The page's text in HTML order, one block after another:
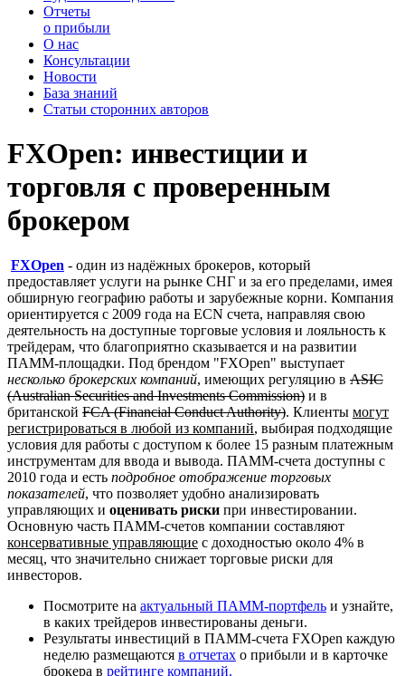
Отчеты
о прибыли
О нас
Консультации
Новости
База знаний
Статьи сторонних авторов
FXOpen: инвестиции и
торговля с проверенным
брокером
FXOpen - один из надёжных брокеров, который
предоставляет услуги на рынке СНГ и за его пределами, имея
обширную географию работы и зарубежные корни. Компания
ориентируется с 2009 года на ECN счета, направляя свою
деятельность на доступные торговые условия и лояльность к
трейдерам, что благоприятно сказывается и на развитии
ПАММ-площадки. Под брендом "FXOpen" выступает
несколько брокерских компаний, имеющих регуляцию в ASIC
(Australian Securities and Investments Commission) и в
британской FCA (Financial Conduct Authority). Клиенты могут
регистрироваться в любой из компаний, выбирая подходящие
условия для работы с доступом к более 15 разным платежным
инструментам для ввода и вывода. ПАММ-счета доступны с
2010 года и есть подробное отображение торговых
показателей, что позволяет удобно анализировать
управляющих и оценивать риски при инвестировании.
Основную часть ПАММ-счетов компании составляют
консервативные управляющие с доходностью около 4% в
месяц, что значительно снижает торговые риски для
инвесторов.
Посмотрите на актуальный ПАММ-портфель и узнайте,
в каких трейдеров инвестированы деньги.
Результаты инвестиций в ПАММ-счета FXOpen каждую
неделю размещаются в отчетах о прибыли и в карточке
брокера в рейтинге компаний.